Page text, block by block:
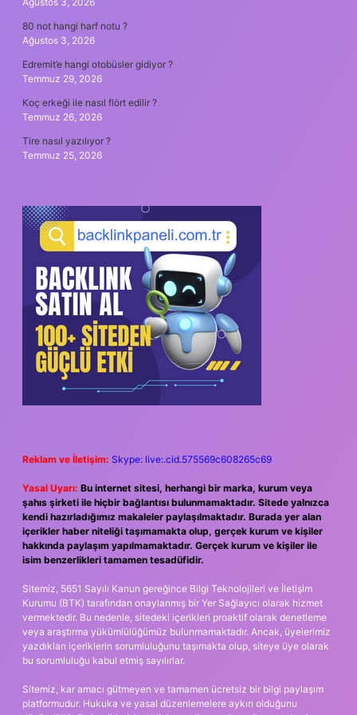
80 not hangi harf notu ?
Ağustos 3, 2026
Edremit’e hangi otobüsler gidiyor ?
Temmuz 29, 2026
Koç erkeği ile nasıl flört edilir ?
Temmuz 26, 2026
Tire nasıl yazılıyor ?
Temmuz 25, 2026
Reklam ve İletişim: Skype: live:.cid.575569c608265c69
Yasal Uyarı: Bu internet sitesi, herhangi bir marka, kurum veya
şahıs şirketi ile hiçbir bağlantısı bulunmamaktadır. Sitede yalnızca
kendi hazırladığımız makaleler paylaşılmaktadır. Burada yer alan
içerikler haber niteliği taşımamakta olup, gerçek kurum ve kişiler
hakkında paylaşım yapılmamaktadır. Gerçek kurum ve kişiler ile
isim benzerlikleri tamamen tesadüfidir.
Sitemiz, 5651 Sayılı Kanun gereğince Bilgi Teknolojileri ve İletişim
Kurumu (BTK) tarafından onaylanmış bir Yer Sağlayıcı olarak hizmet
vermektedir. Bu nedenle, sitedeki içerikleri proaktif olarak denetleme
veya araştırma yükümlülüğümüz bulunmamaktadır. Ancak, üyelerimiz
yazdıkları içeriklerin sorumluluğunu taşımakta olup, siteye üye olarak
bu sorumluluğu kabul etmiş sayılırlar.
Sitemiz, kar amacı gütmeyen ve tamamen ücretsiz bir bilgi paylaşım
platformudur. Hukuka ve yasal düzenlemelere aykırı olduğunu